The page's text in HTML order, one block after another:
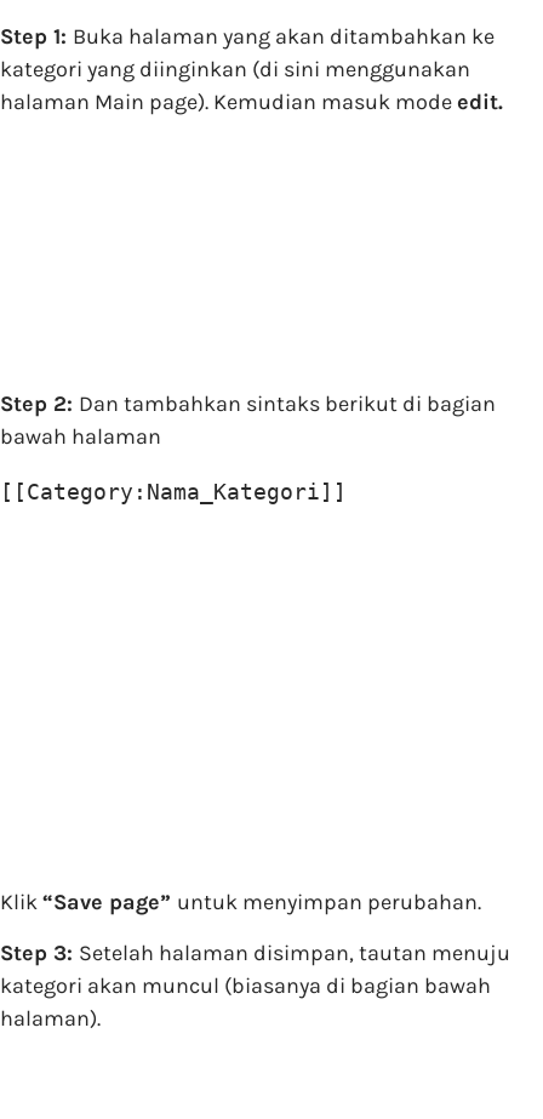
Step 1: Buka halaman yang akan ditambahkan ke
kategori yang diinginkan (di sini menggunakan
halaman Main page). Kemudian masuk modeedit.
Step 2: Dan tambahkan sintaks berikut di bagian
bawah halaman
[[Category:Nama_Kategori]]
Klik“Save page” untuk menyimpan perubahan.
Step 3: Setelah halaman disimpan, tautan menuju
kategori akan muncul (biasanya di bagian bawah
halaman).